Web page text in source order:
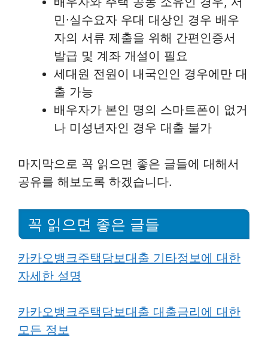
민∙실수요자 우대 대상인 경우 배우
자의 서류 제출을 위해 간편인증서
발급 및 계좌 개설이 필요
세대원 전원이 내국인인 경우에만 대
출 가능
배우자가 본인 명의 스마트폰이 없거
나 미성년자인 경우 대출 불가
마지막으로 꼭 읽으면 좋은 글들에 대해서
공유를 해보도록 하겠습니다.
꼭 읽으면 좋은 글들
카카오뱅크주택담보대출 기타정보에 대한
자세한 설명
카카오뱅크주택담보대출 대출금리에 대한
모든 정보